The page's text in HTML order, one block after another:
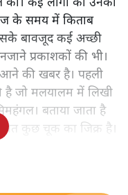
के समय में किताब
बावजूद कई अच्छी
प्रकाशकों की भी।
की खबर है। पहली
है जो मलयालम में लिखी
बताया जाता है
कुछ चूक का जिक्र है।